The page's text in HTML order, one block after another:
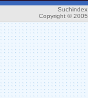
Copyright ©